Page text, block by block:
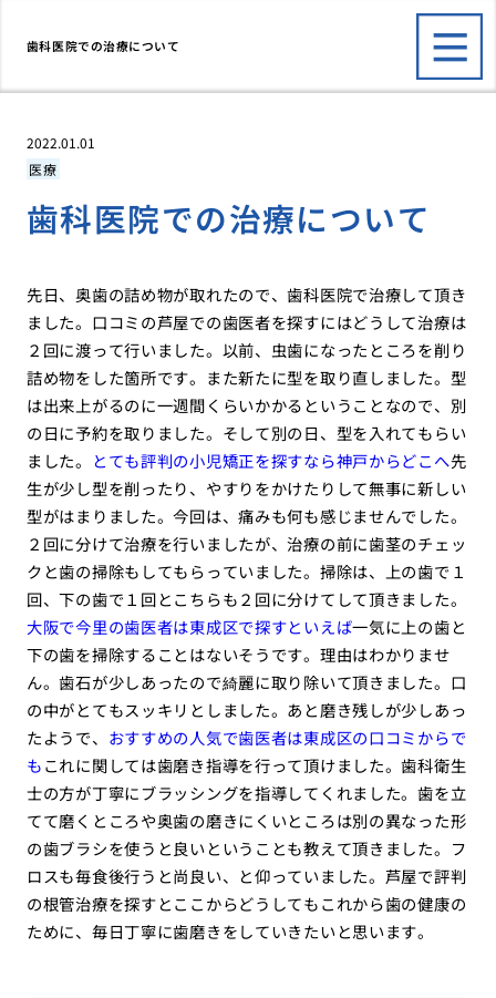
歯科医院での治療について
2022.01.01
医療
歯科医院での治療について
先日、奥歯の詰め物が取れたので、歯科医院で治療して頂き
ました。口コミの芦屋での歯医者を探すにはどうして治療は
２回に渡って行いました。以前、虫歯になったところを削り
詰め物をした箇所です。また新たに型を取り直しました。型
は出来上がるのに一週間くらいかかるということなので、別
の日に予約を取りました。そして別の日、型を入れてもらい
ました。
とても評判の小児矯正を探すなら神戸からどこへ先
生が少し型を削ったり、やすりをかけたりして無事に新しい
型がはまりました。今回は、痛みも何も感じませんでした。
２回に分けて治療を行いましたが、治療の前に歯茎のチェッ
クと歯の掃除もしてもらっていました。掃除は、上の歯で１
回、下の歯で１回とこちらも２回に分けてして頂きました。
大阪で今里の歯医者は東成区で探すといえば一気に上の歯と
下の歯を掃除することはないそうです。理由はわかりませ
ん。歯石が少しあったので綺麗に取り除いて頂きました。口
の中がとてもスッキリとしました。あと磨き残しが少しあっ
たようで、 おすすめの人気で歯医者は東成区の口コミからで
もこれに関しては歯磨き指導を行って頂けました。歯科衛生
士の方が丁寧にブラッシングを指導してくれました。歯を立
てて磨くところや奥歯の磨きにくいところは別の異なった形
の歯ブラシを使うと良いということも教えて頂きました。フ
ロスも毎食後行うと尚良い、と仰っていました。芦屋で評判
の根管治療を探すとここからどうしてもこれから歯の健康の
ために、毎日丁寧に歯磨きをしていきたいと思います。